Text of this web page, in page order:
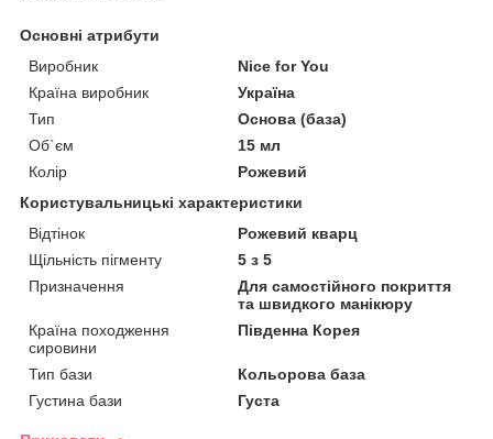
Основні атрибути
Виробник
Nice for You
Країна виробник
Україна
Тип
Основа (база)
Об`єм
15 мл
Колір
Рожевий
Користувальницькі характеристики
Відтінок
Рожевий кварц
Щільність пігменту
5 з 5
Призначення
Для самостійного покриття
та швидкого манікюру
Країна походження
сировини
Південна Корея
Тип бази
Кольорова база
Густина бази
Густа